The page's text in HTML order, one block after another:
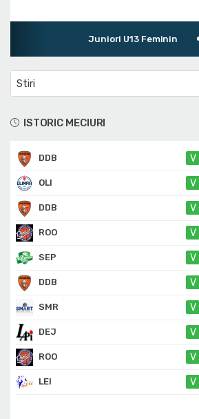
Juniori U13 Feminin
Stiri
ISTORIC MECIURI
DDB V
OLI V
DDB V
ROO V
SEP V
DDB V
SMR V
DEJ V
ROO V
LEI V